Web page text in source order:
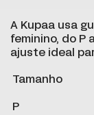
A Kupaa usa
feminino, do P
ajuste ideal
Tamanho
P